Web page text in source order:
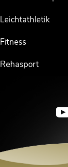
Leichtathletik
Fitness
Rehasport